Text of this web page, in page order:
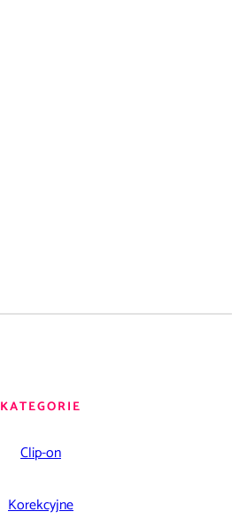
KATEGORIE
Clip-on
Korekcyjne